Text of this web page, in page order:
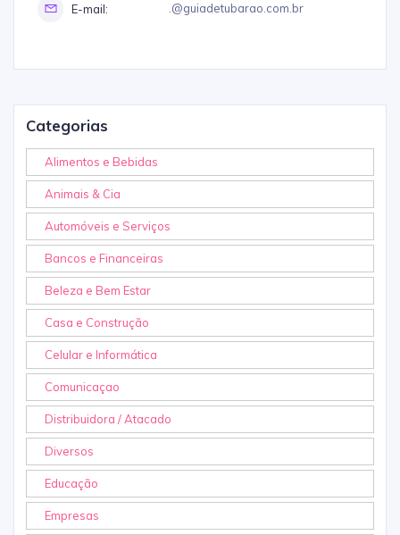
E-mail: .@guiadetubarao.com.br
Categorias
Alimentos e Bebidas
Animais & Cia
Automóveis e Serviços
Bancos e Financeiras
Beleza e Bem Estar
Casa e Construção
Celular e Informática
Comunicaçao
Distribuidora / Atacado
Diversos
Educação
Empresas